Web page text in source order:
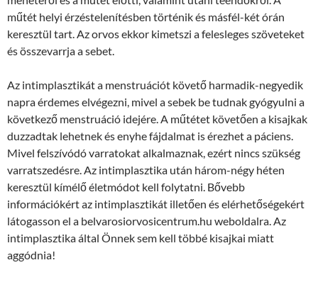
műtét helyi érzéstelenítésben történik és másfél-két órán
keresztül tart. Az orvos ekkor kimetszi a felesleges szöveteket
és összevarrja a sebet.
Az intimplasztikát a menstruációt követő harmadik-negyedik
napra érdemes elvégezni, mivel a sebek be tudnak gyógyulni a
következő menstruáció idejére. A műtétet követően a kisajkak
duzzadtak lehetnek és enyhe fájdalmat is érezhet a páciens.
Mivel felszívódó varratokat alkalmaznak, ezért nincs szükség
varratszedésre. Az intimplasztika után három-négy héten
keresztül kímélő életmódot kell folytatni. Bővebb
információkért az intimplasztikát illetően és elérhetőségekért
látogasson el a belvarosiorvosicentrum.hu weboldalra. Az
intimplasztika által Önnek sem kell többé kisajkai miatt
aggódnia!